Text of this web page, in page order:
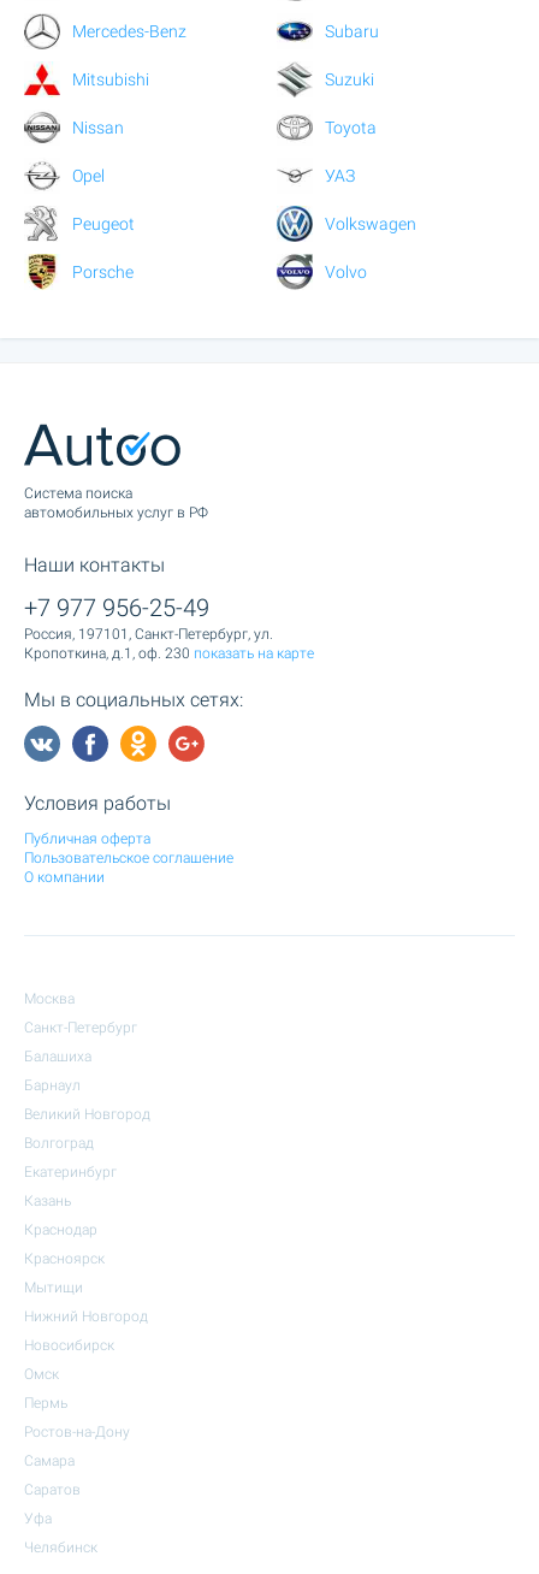
Mercedes-Benz
Mitsubishi
Nissan
Opel
Peugeot
Porsche
Subaru
Suzuki
Toyota
УАЗ
Volkswagen
Volvo
Cистема поиска
автомобильных услуг в РФ
Наши контакты
+7 977 956-25-49
Россия, 197101, Санкт-Петербург, ул.
Кропоткина, д.1, оф. 230 показать на карте
Мы в социальных сетях:
Условия работы
Публичная оферта
Пользовательское соглашение
О компании
Москва
Санкт-Петербург
Балашиха
Барнаул
Великий Новгород
Волгоград
Екатеринбург
Казань
Краснодар
Красноярск
Мытищи
Нижний Новгород
Новосибирск
Омск
Пермь
Ростов-на-Дону
Самара
Саратов
Уфа
Челябинск